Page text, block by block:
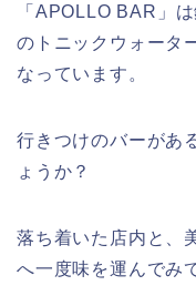
「APOLLO BAR」
のトニックウォータ
なっています。
行きつけのバーがあ
ょうか？
落ち着いた店内と、
へ一度味を運んでみ